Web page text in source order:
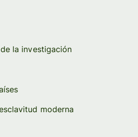
la investigación
moderna